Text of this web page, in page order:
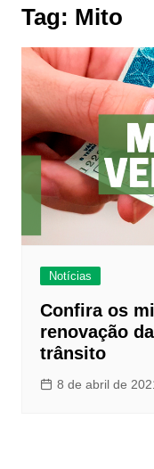
Tag: Mito
Notícias
Confira os
renovação
trânsito
8 de abril de